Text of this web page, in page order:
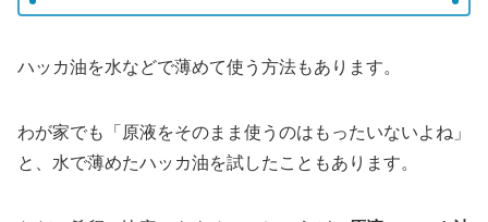
ハッカ油を水などで薄めて使う方法もあります。
わが家でも「原液をそのまま使うのはもったいないよね」
と、水で薄めたハッカ油を試したこともあります。